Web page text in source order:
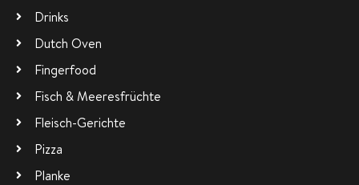
Drinks
Dutch Oven
Fingerfood
Fisch & Meeresfrüchte
Fleisch-Gerichte
Pizza
Planke